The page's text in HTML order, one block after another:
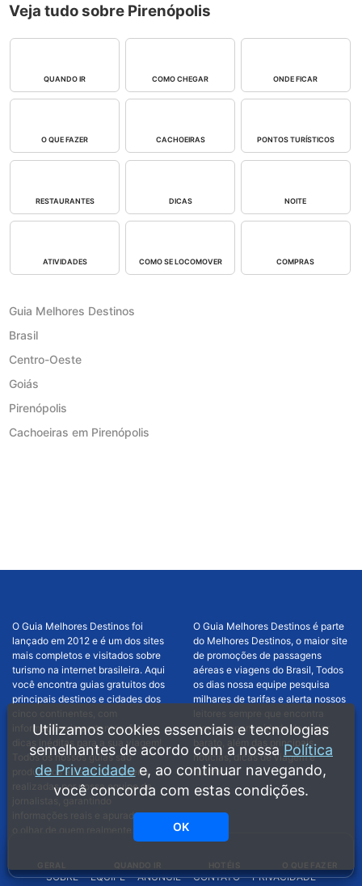
Veja tudo sobre Pirenópolis
QUANDO IR COMO CHEGAR ONDE FICAR
O QUE FAZER CACHOEIRAS PONTOS TURÍSTICOS
RESTAURANTES DICAS NOITE
ATIVIDADES COMO SE LOCOMOVER COMPRAS
Guia Melhores Destinos
Brasil
Centro-Oeste
Goiás
Pirenópolis
Cachoeiras em Pirenópolis
QUANDO IR HOTÉIS O QUE FAZER
O Guia Melhores Destinos foi
lançado em 2012 e é um dos sites
mais completos e visitados sobre
turismo na internet brasileira. Aqui
você encontra guias gratuitos dos
principais destinos e cidades dos
informações importantes, fotos e
dicas inéditas para a sua viagem!
Todos os nossos guias são
produzidos a partir de viagens
realizadas por nossa equipe de
jornalistas, garantindo
informações reais e apuradas, com
O Guia Melhores Destinos é parte
do Melhores Destinos, o maior site
de promoções de passagens
aéreas e viagens do Brasil, Todos
os dias nossa equipe pesquisa
milhares de tarifas e alerta nossos
alguma oportunidade de viajar
barato, além das principais
notícias, dicas de viagem e
turismo.
SOBRE EQUIPE ANUNCIE CONTATO PRIVACIDADE
Utilizamos cookies essenciais e tecnologias
semelhantes de acordo com a nossa Política
de Privacidade e, ao continuar navegando,
você concorda com estas condições.
OK